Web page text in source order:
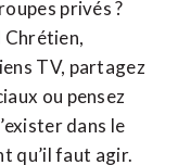
privés ?
Chrétien,
TV, partagez
ou pensez
dans le
qu’il faut agir.